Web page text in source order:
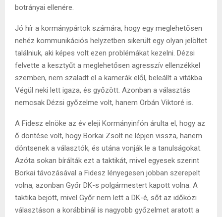
botrányai ellenére.
Jó hír a kormánypártok számára, hogy egy meglehetősen
nehéz kommunikációs helyzetben sikerült egy olyan jelöltet
találniuk, aki képes volt ezen problémákat kezelni. Dézsi
felvette a kesztyűt a meglehetősen agresszív ellenzékkel
szemben, nem szaladt el a kamerák elől, beleállt a vitákba.
Végül neki lett igaza, és győzött. Azonban a választás
nemcsak Dézsi győzelme volt, hanem Orbán Viktoré is.
A Fidesz elnöke az év eleji Kormányinfón árulta el, hogy az
ő döntése volt, hogy Borkai Zsolt ne lépjen vissza, hanem
döntsenek a választók, és utána vonják le a tanulságokat.
Azóta sokan bírálták ezt a taktikát, mivel egyesek szerint
Borkai távozásával a Fidesz lényegesen jobban szerepelt
volna, azonban Győr DK-s polgármestert kapott volna. A
taktika bejött, mivel Győr nem lett a DK-é, sőt az időközi
választáson a korábbinál is nagyobb győzelmet aratott a